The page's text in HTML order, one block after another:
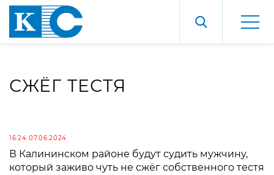
СЖЁГ ТЕСТЯ
16:24 07.06.2024
В Калининском районе будут судить мужчину,
который заживо чуть не сжёг собственного тестя